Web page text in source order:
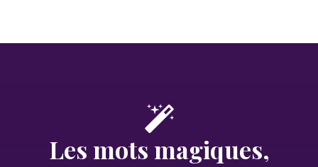
Les mots magiques,